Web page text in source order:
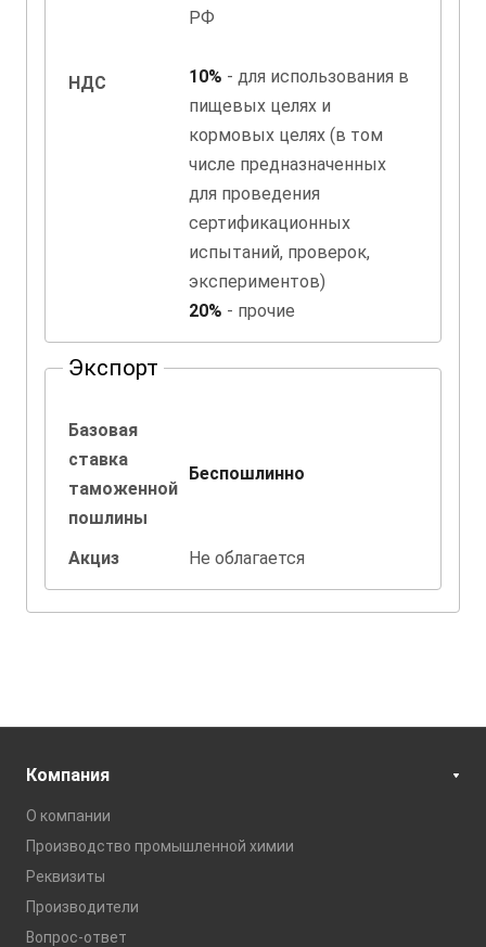
НДС
РФ
10% - для использования в
пищевых целях и
кормовых целях (в том
числе предназначенных
для проведения
сертификационных
испытаний, проверок,
экспериментов)
20% - прочие
Экспорт
Базовая
ставка
таможенной
пошлины
Беспошлинно
Акциз Не облагается
Компания
О компании
Производство промышленной химии
Реквизиты
Производители
Вопрос-ответ